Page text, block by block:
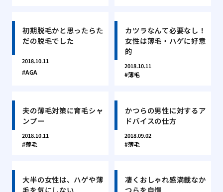
初期脱毛かと思ったらた
だの脱毛でした
2018.10.11
AGA
カツラなんて必要なし！
女性は薄毛・ハゲに好意
的
2018.10.11
薄毛
夫の薄毛対策に育毛シャ
ンプー
2018.10.11
薄毛
かつらの男性に対するア
ドバイスの仕方
2018.09.02
薄毛
大半の女性は、ハゲや薄
毛を気にしない
凄くおしゃれ感満載なか
つらを自慢